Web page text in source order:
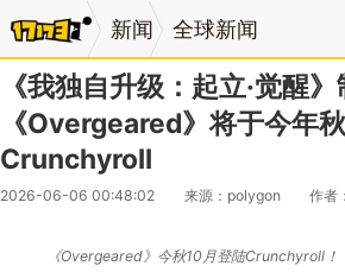
新闻 全球新闻
《我独自升级：起立·觉醒
《Overgeared》将于今年
Crunchyroll
2026-06-06 00:48:02 来源：polygon 作者
《Overgeared》今秋10月登陆Crunchyroll！